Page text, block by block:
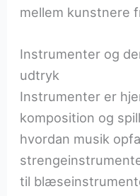
mellem kunstnere
Instrumenter og
udtryk
Instrumenter er
komposition og
hvordan musik
til